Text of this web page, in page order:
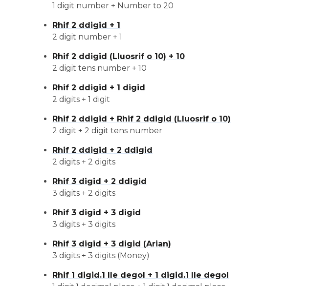
1 digit number + Number to 20
Rhif 2 ddigid + 1
2 digit number + 1
Rhif 2 ddigid (Lluosrif o 10) + 10
2 digit tens number + 10
Rhif 2 ddigid + 1 digid
2 digits + 1 digit
Rhif 2 ddigid + Rhif 2 ddigid (Lluosrif o 10)
2 digit + 2 digit tens number
Rhif 2 ddigid + 2 ddigid
2 digits + 2 digits
Rhif 3 digid + 2 ddigid
3 digits + 2 digits
Rhif 3 digid + 3 digid
3 digits + 3 digits
Rhif 3 digid + 3 digid (Arian)
3 digits + 3 digits (Money)
Rhif 1 digid.1 lle degol + 1 digid.1 lle degol